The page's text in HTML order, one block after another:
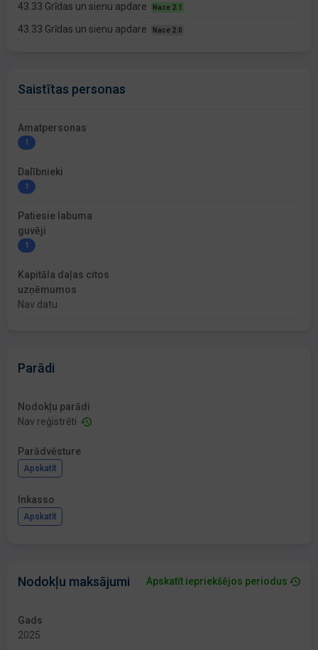
43.33 Grīdas un sienu apdare Nace 2.1
43.33 Grīdas un sienu apdare Nace 2.0
Saistītas personas
Amatpersonas
1
Dalībnieki
1
Patiesie labuma
guvēji
1
Kapitāla daļas citos
uzņēmumos
Nav datu
Parādi
Nodokļu parādi
Nav reģistrēti
Parādvēsture
Apskatīt
Inkasso
Apskatīt
Nodokļu maksājumi Apskatīt iepriekšējos periodus
Gads
2025